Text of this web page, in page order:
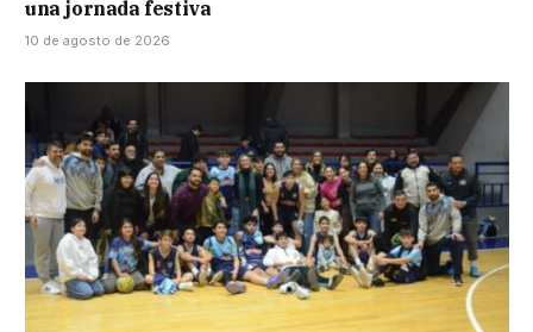
una jornada festiva
10 de agosto de 2026